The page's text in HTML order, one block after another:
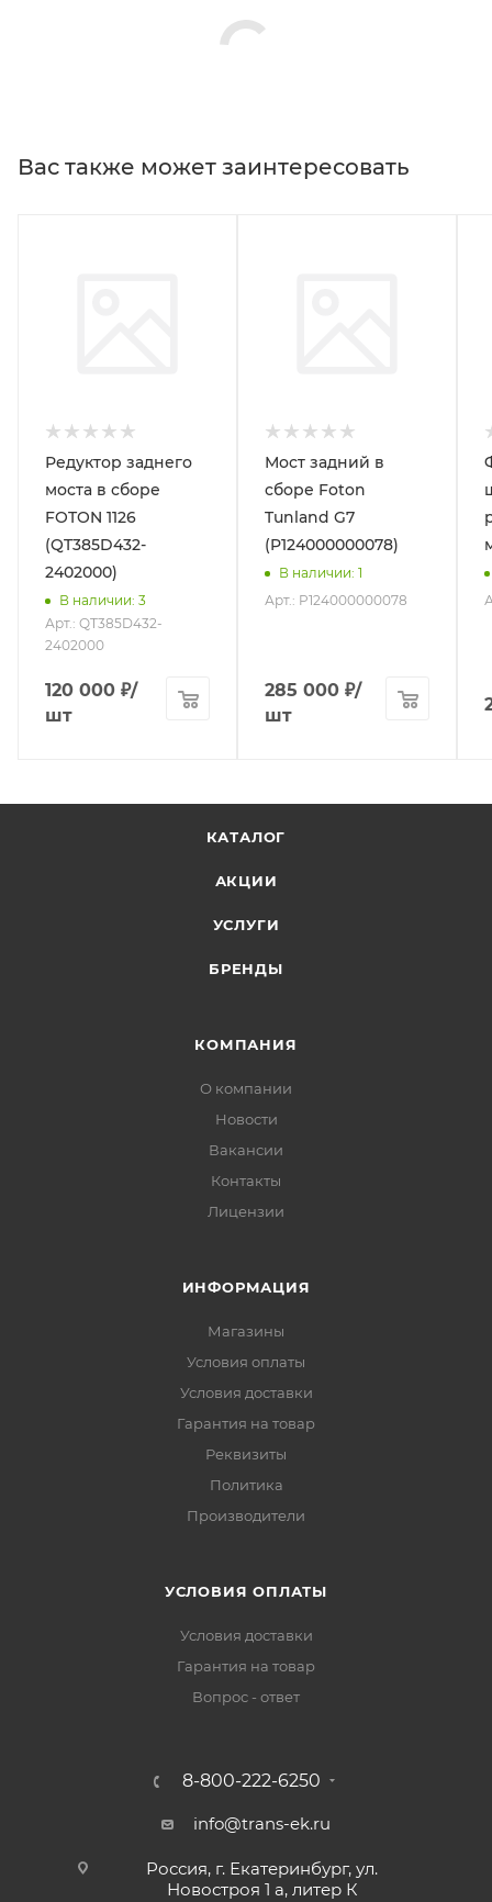
Вас также может заинтересовать
Редуктор заднего
моста в сборе
FOTON 1126
(QT385D432-
2402000)
В наличии: 3
Арт.: QT385D432-
2402000
120 000 ₽/
шт
Мост задний в
сборе Foton
Tunland G7
(P124000000078)
В наличии: 1
Арт.: P124000000078
285 000 ₽/
шт
КАТАЛОГ
АКЦИИ
УСЛУГИ
БРЕНДЫ
КОМПАНИЯ
О компании
Новости
Вакансии
Контакты
Лицензии
ИНФОРМАЦИЯ
Магазины
Условия оплаты
Условия доставки
Гарантия на товар
Реквизиты
Политика
Производители
УСЛОВИЯ ОПЛАТЫ
Условия доставки
Гарантия на товар
Вопрос - ответ
8-800-222-6250
info@trans-ek.ru
Россия, г. Екатеринбург, ул.
Новостроя 1 а, литер К